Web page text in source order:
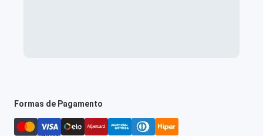
Formas de Pagamento